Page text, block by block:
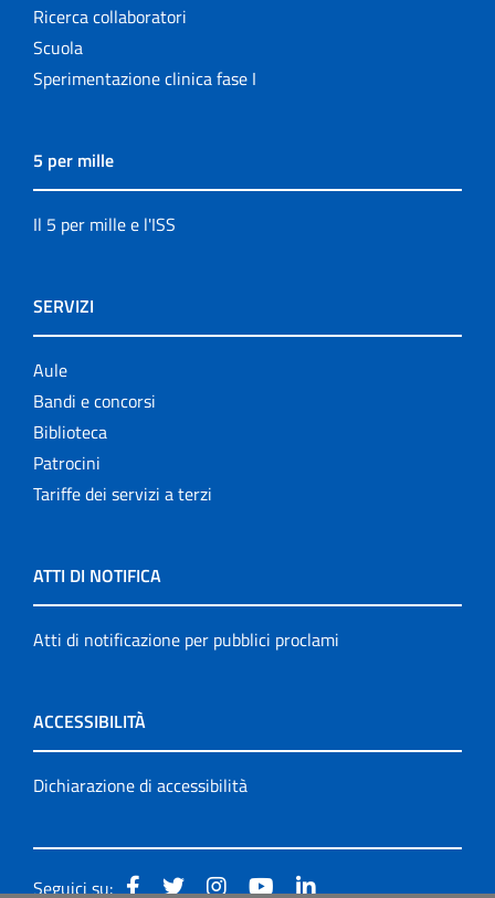
Ricerca collaboratori
Scuola
Sperimentazione clinica fase I
5 per mille
Il 5 per mille e l'ISS
SERVIZI
Aule
Bandi e concorsi
Biblioteca
Patrocini
Tariffe dei servizi a terzi
ATTI DI NOTIFICA
Atti di notificazione per pubblici proclami
ACCESSIBILITÀ
Dichiarazione di accessibilità
Seguici su: